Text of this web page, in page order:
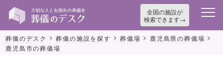
全国の施設が
検索できます
葬儀のデスク >葬儀の施設を探す >葬儀場 > 鹿児島県の葬儀場 >
鹿児島市の葬儀場